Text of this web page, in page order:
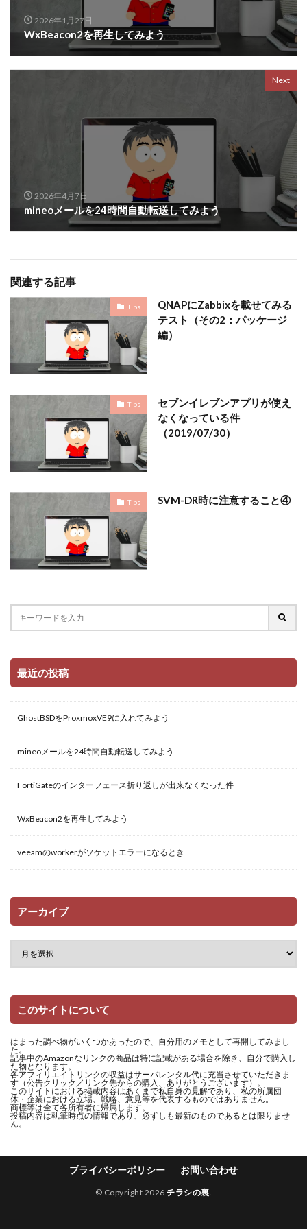
2026年1月27日
WxBeacon2を再生してみよう
Next
2026年4月7日
mineoメールを24時間自動転送してみよう
関連する記事
Tips
QNAPにZabbixを載せてみる
テスト（その2：パッケージ
編）
Tips
セブンイレブンアプリが使え
なくなっている件
（2019/07/30）
Tips SVM-DR時に注意すること④
最近の投稿
GhostBSDをProxmoxVE9に入れてみよう
mineoメールを24時間自動転送してみよう
FortiGateのインターフェース折り返しが出来なくなった件
WxBeacon2を再生してみよう
veeamのworkerがソケットエラーになるとき
アーカイブ
このサイトについて
はまった調べ物がいくつかあったので、自分用のメモとして再開してみまし
た。
記事中のAmazonなリンクの商品は特に記載がある場合を除き、自分で購入し
た物となります。
各アフィリエイトリンクの収益はサーバレンタル代に充当させていただきま
す（公告クリック／リンク先からの購入、ありがとうございます）。
このサイトにおける掲載内容はあくまで私自身の見解であり、私の所属団
体・企業における立場、戦略、意見等を代表するものではありません。
商標等は全て各所有者に帰属します。
投稿内容は執筆時点の情報であり、必ずしも最新のものであるとは限りませ
ん。
プライバシーポリシー お問い合わせ
© Copyright 2026チラシの裏